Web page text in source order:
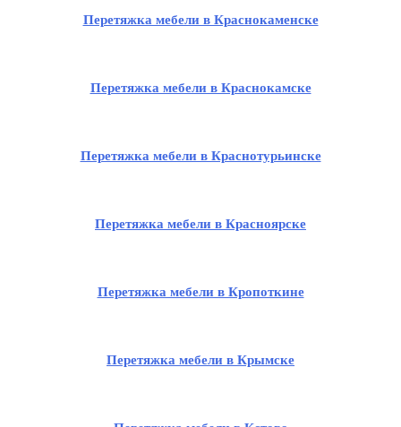
Перетяжка мебели в Краснокаменске
Перетяжка мебели в Краснокамске
Перетяжка мебели в Краснотурьинске
Перетяжка мебели в Красноярске
Перетяжка мебели в Кропоткине
Перетяжка мебели в Крымске